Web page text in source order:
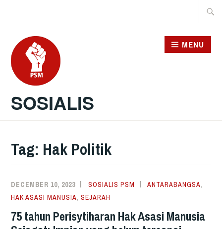
content
SOSIALIS
MENU
Tag: Hak Politik
DECEMBER 10, 2023 SOSIALIS PSM ANTARABANGSA,
HAK ASASI MANUSIA,SEJARAH
75 tahun Perisytiharan Hak Asasi Manusia